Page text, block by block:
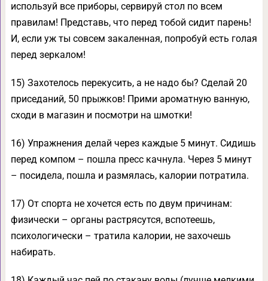
используй все приборы, сервируй стол по всем
правилам! Представь, что перед тобой сидит парень!
И, если уж ты совсем закаленная, попробуй есть голая
перед зеркалом!
15) Захотелось перекусить, а не надо бы? Сделай 20
приседаний, 50 прыжков! Прими ароматную ванную,
сходи в магазин и посмотри на шмотки!
16) Упражнения делай через каждые 5 минут. Сидишь
перед компом – пошла пресс качнула. Через 5 минут
– посидела, пошла и размялась, калории потратила.
17) От спорта не хочется есть по двум причинам:
физически – органы растрясутся, вспотеешь,
психологически – тратила калории, не захочешь
набирать.